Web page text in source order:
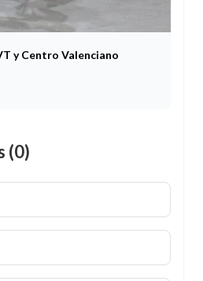
y Centro Valenciano
(0)